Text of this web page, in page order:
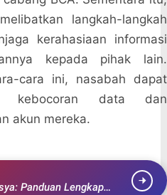
langkah-langkah
kerahasiaan informasi
kepada pihak lain.
cara ini, nasabah dapat
kebocoran data dan
akun mereka.
Panduan Lengkap